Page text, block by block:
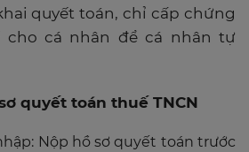
quyết toán, chỉ cấp chứng
cá nhân để cá nhân tự
quyết toán thuế TNCN
Nộp hồ sơ quyết toán trước